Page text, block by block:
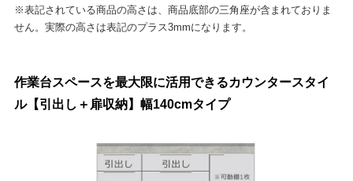
※表記されている商品の高さは、商品底部の三角座が含まれておりま
せん。実際の高さは表記のプラス3mmになります。
作業台スペースを最大限に活用できるカウンタースタイ
ル【引出し＋扉収納】幅140cmタイプ